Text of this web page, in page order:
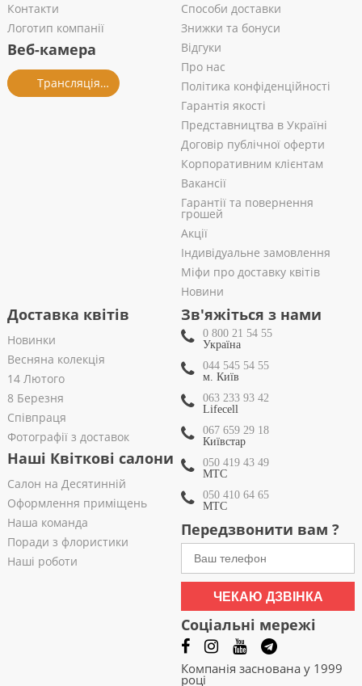
Контакти
Логотип компанії
Веб-камера
Трансляція із салону
Способи доставки
Знижки та бонуси
Відгуки
Про нас
Політика конфіденційності
Гарантія якості
Представництва в Україні
Договір публічної оферти
Корпоративним клієнтам
Вакансії
Гарантії та повернення
грошей
Акції
Індивідуальне замовлення
Міфи про доставку квітів
Новини
Доставка квітів
Новинки
Весняна колекція
14 Лютого
8 Березня
Співпраця
Фотографії з доставок
Наші Квіткові салони
Салон на Десятинній
Оформлення приміщень
Наша команда
Поради з флористики
Наші роботи
Зв'яжіться з нами
0 800 21 54 55
Україна
044 545 54 55
м. Київ
063 233 93 42
Lifecell
067 659 29 18
Київстар
050 419 43 49
МТС
050 410 64 65
МТС
Передзвонити вам ?
ЧЕКАЮ ДЗВІНКА
Соціальні мережі
Компанія заснована у 1999
році